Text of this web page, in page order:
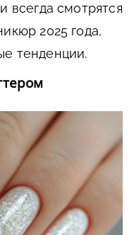
всегда смотрятся
2025 года,
тенденции.